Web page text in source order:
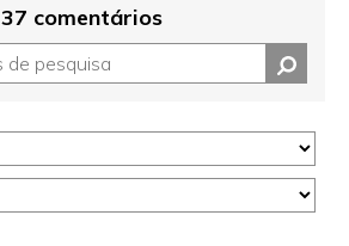
37 comentários